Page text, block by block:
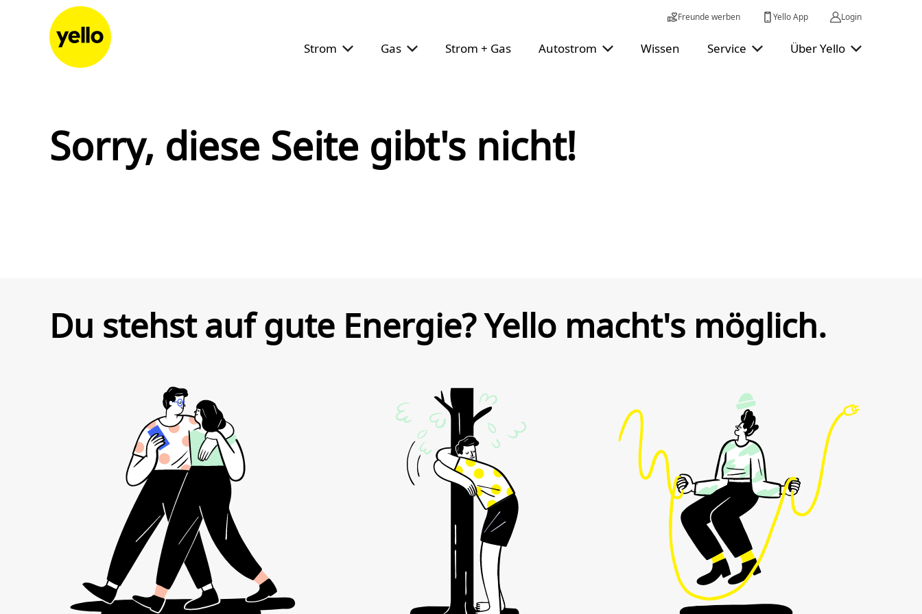
Zum Inhalt springen
Freunde werben Yello App Login
Strom Gas Strom + Gas Autostrom Wissen Service Über Yello
Sorry, diese Seite gibt's nicht!
Du stehst auf gute Energie? Yello macht's möglich.